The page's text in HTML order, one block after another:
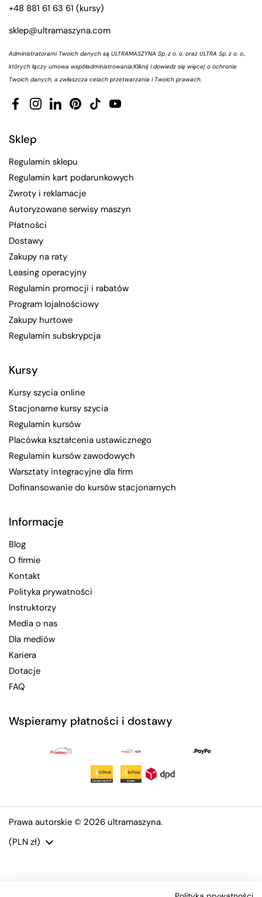
+48 881 61 63 61 (kursy)
sklep@ultramaszyna.com
Administratorami Twoich danych są ULTRAMASZYNA Sp. z o. o. oraz ULTRA Sp. z o. o.,
których łączy umowa współadministrowania.Kliknij i dowiedz się więcej o ochronie
Twoich danych, a zwłaszcza celach przetwarzania i Twoich prawach.
FacebookInstagram
LinkedInPinterest
TikTokYouTube
Sklep
Regulamin sklepu
Regulamin kart podarunkowych
Zwroty i reklamacje
Autoryzowane serwisy maszyn
Płatności
Dostawy
Zakupy na raty
Leasing operacyjny
Regulamin promocji i rabatów
Program lojalnościowy
Zakupy hurtowe
Regulamin subskrypcja
Kursy
Kursy szycia online
Stacjonarne kursy szycia
Regulamin kursów
Placówka kształcenia ustawicznego
Regulamin kursów zawodowych
Warsztaty integracyjne dla firm
Dofinansowanie do kursów stacjonarnych
Informacje
Blog
O firmie
Kontakt
Polityka prywatności
Instruktorzy
Media o nas
Dla mediów
Kariera
Dotacje
FAQ
Wspieramy płatności i dostawy
Prawa autorskie © 2026 ultramaszyna.
Kraj/region
(PLN zł)